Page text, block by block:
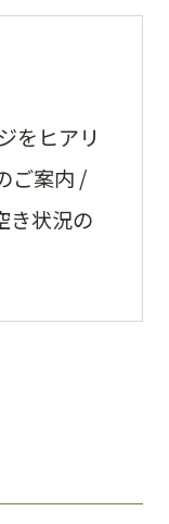
をヒアリ
ご案内 /
き状況の